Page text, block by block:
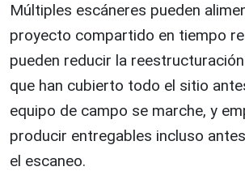
Múltiples escáneres pueden
proyecto compartido en tiempo
pueden reducir la
que han cubierto todo el sitio
equipo de campo se marche, y
producir entregables incluso
el escaneo.